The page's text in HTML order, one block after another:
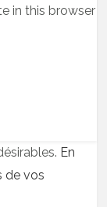
in this browser
En
de vos